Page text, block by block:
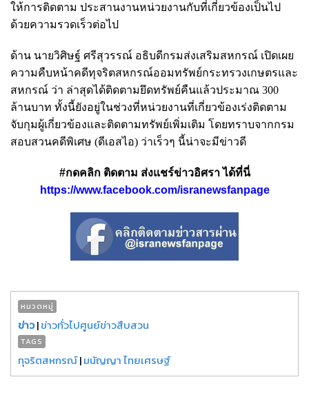
ให้การติดตาม ประสานงานหน่วยงานกับที่เกี่ยวข้องเป็นไป
ด้วยความรวดเร็วต่อไป
ด้าน นายวิศิษฐ์ ศรีสุวรรณ์ อธิบดีกรมส่งเสริมสหกรณ์ เปิดเผย
ความคืบหน้าคดีทุจริตสหกรณ์ออมทรัพย์กระทรวงเกษตรและ
สหกรณ์ ว่า ล่าสุดได้ติดตามยึดทรัพย์คืนแล้วประมาณ 300
ล้านบาท ทั้งนี้ยังอยู่ในช่วงที่หน่วยงานที่เกี่ยวข้องเร่งติดตาม
จับกุมผู้เกี่ยวข้องและติดตามทรัพย์เพิ่มเติม โดยทราบจากกรม
สอบสวนคดีพิเศษ (ดีเอสไอ) ว่าเร็วๆ นี้น่าจะมีข่าวดี
#กดคลิก ติดตาม ส่งแชร์ข่าวอิศรา ได้ที่นี่
https://www.facebook.com/isranewsfanpage
หมวดหมู่
ข่าว|ข่าวทั่วไปศูนย์ข่าวสืบสวน
TAGS
ทุจริตสหกรณ์|มนัญญา ไทยเศรษฐ์